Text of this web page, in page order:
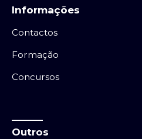
Informações
Contactos
Formação
Concursos
Outros